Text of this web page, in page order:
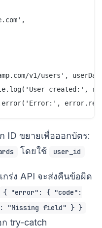
v1/users',
created:',
ID ขยายเพื่อออกบัตร:
โดยใช้ user_id
ร่ง API จะส่งคืนข้อผิด
{ "error": { "code":
"Missing field" } }
ก try-catch